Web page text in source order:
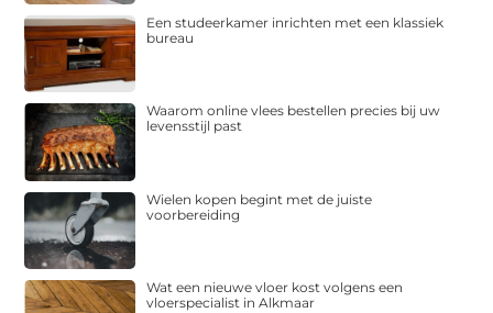
Een studeerkamer inrichten met een klassiek
bureau
Waarom online vlees bestellen precies bij uw
levensstijl past
Wielen kopen begint met de juiste
voorbereiding
Wat een nieuwe vloer kost volgens een
vloerspecialist in Alkmaar